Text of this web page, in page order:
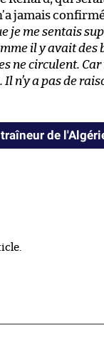
jamais
je me sentais
il y avait des
ne circulent. Car
n’y a pas de
de